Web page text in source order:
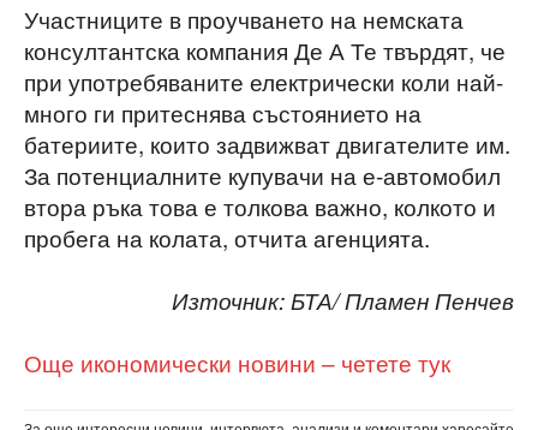
Участниците в проучването на немската
консултантска компания Де А Те твърдят, че
при употребяваните електрически коли най-
много ги притеснява състоянието на
батериите, които задвижват двигателите им.
За потенциалните купувачи на е-автомобил
втора ръка това е толкова важно, колкото и
пробега на колата, отчита агенцията.
Източник: БТА/ Пламен Пенчев
Още икономически новини – четете тук